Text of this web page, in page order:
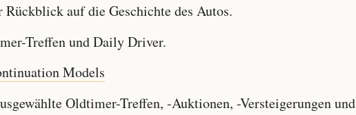
auf die Geschichte des Autos.
Treffen und Daily Driver.
Models
Oldtimer-Treffen, -Auktionen, -Versteigerungen und